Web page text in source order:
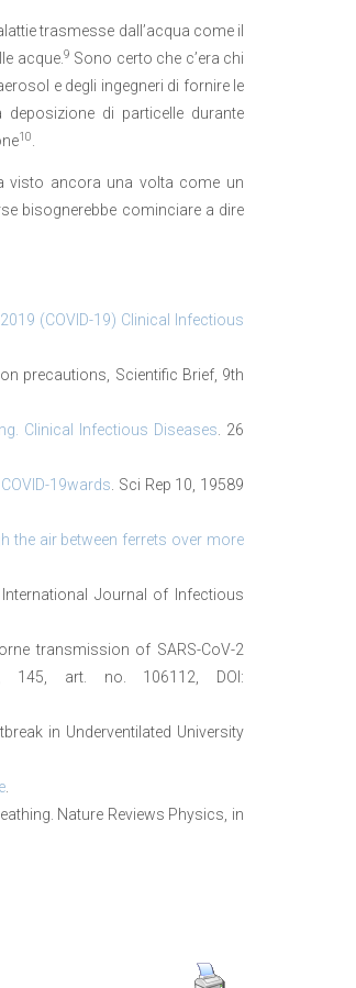
trasmesse dall’acqua come il
acque. 9 Sono certo che c’era chi
e degli ingegneri di fornire le
di particelle durante
10
visto ancora una volta come un
bisognerebbe cominciare a dire
(COVID-19) Clinical Infectious
precautions, Scientific Brief, 9th
Clinical Infectious Diseases . 26
19wards . Sci Rep 10, 19589
the air between ferrets over more
. International Journal of Infectious
transmission of SARS-CoV-2
145, art. no. 106112, DOI:
in Underventilated University
.
Nature Reviews Physics, in